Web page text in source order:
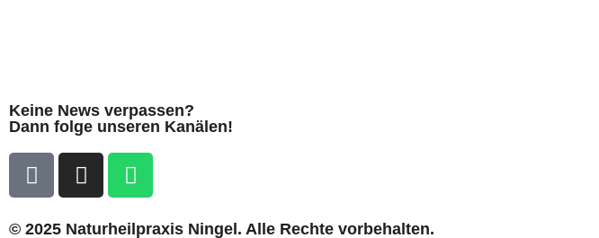
Keine News verpassen?
Dann folge unseren Kanälen!
© 2025 Naturheilpraxis Ningel. Alle Rechte vorbehalten.